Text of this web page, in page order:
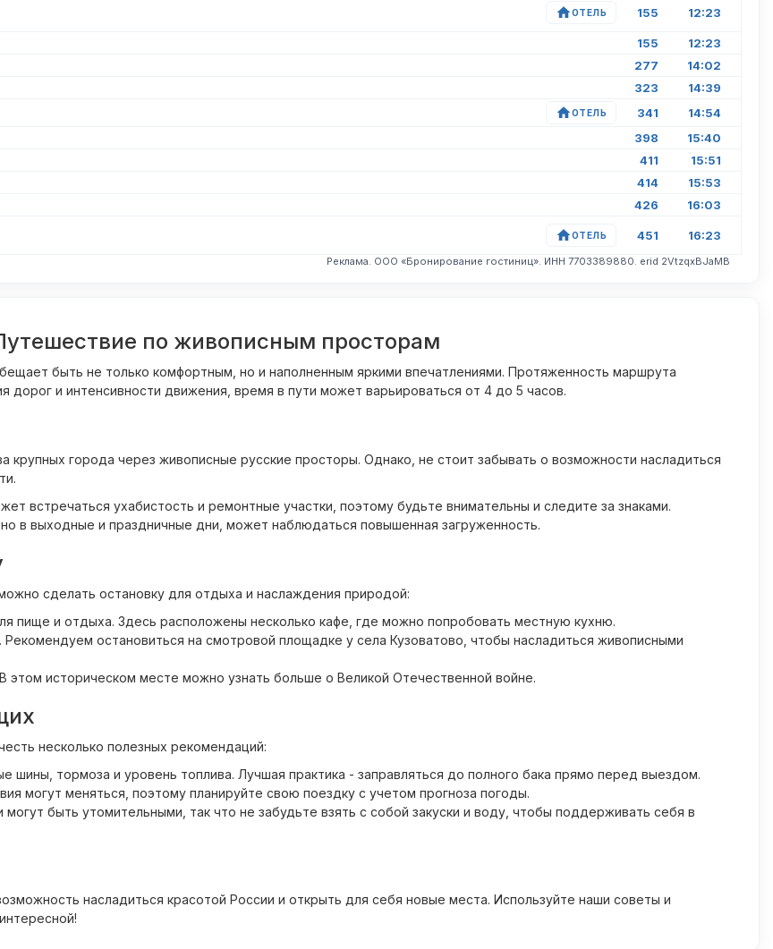
ОТЕЛЬ 155 12:23
155 12:23
277 14:02
323 14:39
ОТЕЛЬ 341 14:54
398 15:40
411 15:51
414 15:53
426 16:03
ОТЕЛЬ 451 16:23
Реклама. ООО «Бронирование гостиниц». ИНН 7703389880. erid 2VtzqxBJaMB
по живописным просторам
быть не только комфортным, но и наполненным яркими впечатлениями. Протяженность маршрута
дорог и интенсивности движения, время в пути может варьироваться от 4 до 5 часов.
города через живописные русские просторы. Однако, не стоит забывать о возможности насладиться
встречаться ухабистость и ремонтные участки, поэтому будьте внимательны и следите за знаками.
в выходные и праздничные дни, может наблюдаться повышенная загруженность.
сделать остановку для отдыха и наслаждения природой:
пище и отдыха. Здесь расположены несколько кафе, где можно попробовать местную кухню.
остановиться на смотровой площадке у села Кузоватово, чтобы насладиться живописными
В этом историческом месте можно узнать больше о Великой Отечественной войне.
несколько полезных рекомендаций:
шины, тормоза и уровень топлива. Лучшая практика - заправляться до полного бака прямо перед выездом.
могут меняться, поэтому планируйте свою поездку с учетом прогноза погоды.
могут быть утомительными, так что не забудьте взять с собой закуски и воду, чтобы поддерживать себя в
насладиться красотой России и открыть для себя новые места. Используйте наши советы и